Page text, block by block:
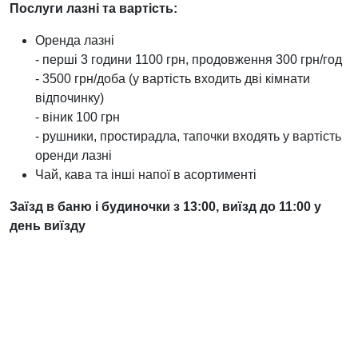
Послуги лазні та вартість:
Оренда лазні
- перші 3 години 1100 грн, продовження 300 грн/год
- 3500 грн/доба (у вартість входить дві кімнати
відпочинку)
- віник 100 грн
- рушники, простирадла, тапочки входять у вартість
оренди лазні
Чай, кава та інші напої в асортименті
Заїзд в баню і будиночки з 13:00, виїзд до 11:00 у
день виїзду